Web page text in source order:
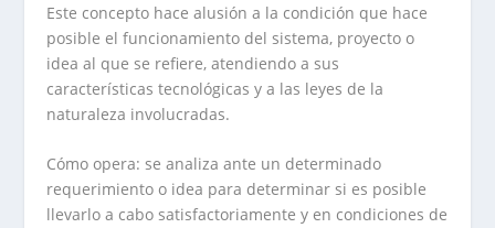
Este concepto hace alusión a la condición que hace
posible el funcionamiento del sistema, proyecto o
idea al que se refiere, atendiendo a sus
características tecnológicas y a las leyes de la
naturaleza involucradas.
Cómo opera: se analiza ante un determinado
requerimiento o idea para determinar si es posible
llevarlo a cabo satisfactoriamente y en condiciones de